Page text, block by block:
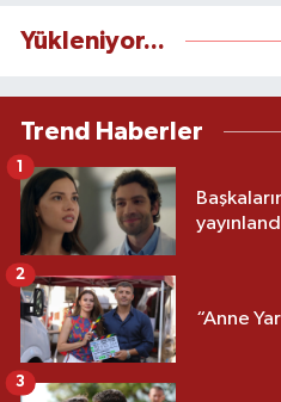
Yükleniyor...
Trend Haberler
1
“Anne
2
3